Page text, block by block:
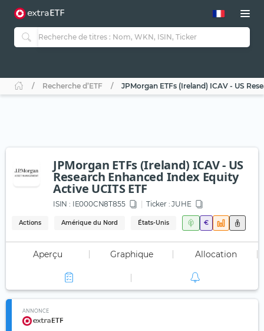
Recherche d’ETF JPMorgan ETFs (Ireland) ICAV - US
JPMorgan ETFs (Ireland) ICAV - US
Research Enhanced Index Equity
Active UCITS ETF
ISIN : IE000CN8T855 Ticker : JUHE
Actions Amérique du Nord États-Unis €
Aperçu Graphique Allocation
ANNONCE